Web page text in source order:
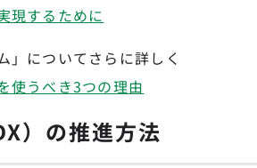
現するために
についてさらに詳しく
使うべき3つの理由
）の推進方法